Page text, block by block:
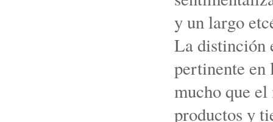
y un largo
La distinción
pertinente en
mucho que
productos y